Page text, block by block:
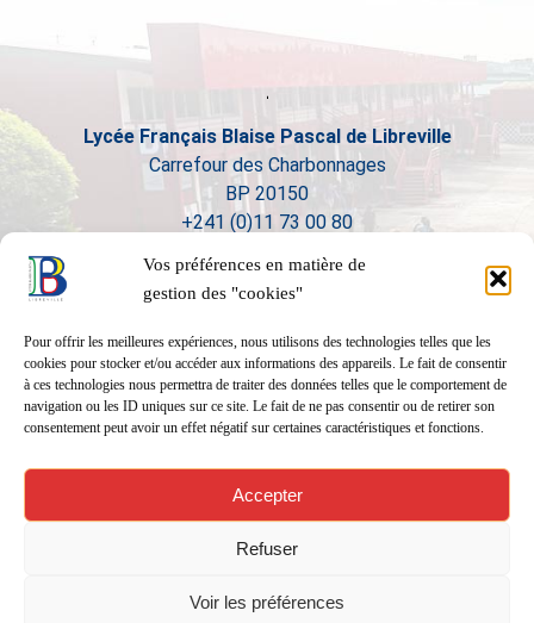
Vos préférences en matière de
gestion des "cookies"
Pour offrir les meilleures expériences, nous utilisons des technologies telles que les
cookies pour stocker et/ou accéder aux informations des appareils. Le fait de consentir
à ces technologies nous permettra de traiter des données telles que le comportement de
navigation ou les ID uniques sur ce site. Le fait de ne pas consentir ou de retirer son
consentement peut avoir un effet négatif sur certaines caractéristiques et fonctions.
Accepter
Refuser
Voir les préférences
Lycée Français Blaise Pascal de Libreville
Carrefour des Charbonnages
BP 20150
+241 (0)11 73 00 80